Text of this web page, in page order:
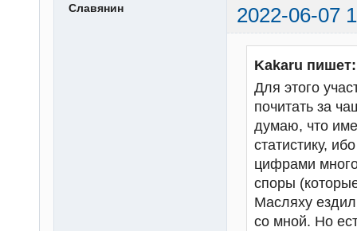
Славянин 2022-06-07
Kakaru пишет:
Для этого
почитать за
думаю, что
статистику,
цифрами
споры
Масляху
со мной. Но